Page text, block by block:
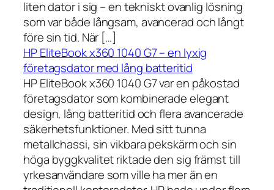
liten dator i sig – en tekniskt ovanlig lösning
som var både långsam, avancerad och långt
före sin tid. När […]
HP EliteBook x360 1040 G7 – en lyxig
företagsdator med lång batteritid
HP EliteBook x360 1040 G7 var en påkostad
företagsdator som kombinerade elegant
design, lång batteritid och flera avancerade
säkerhetsfunktioner. Med sitt tunna
metallchassi, sin vikbara pekskärm och sin
höga byggkvalitet riktade den sig främst till
yrkesanvändare som ville ha mer än en